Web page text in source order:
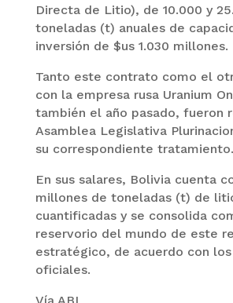
Directa de Litio), de 10.000 y
toneladas (t) anuales de
inversión de $us 1.030 millones.
Tanto este contrato como el
con la empresa rusa Uranium
también el año pasado, fueron
Asamblea Legislativa
su correspondiente tratamiento.
En sus salares, Bolivia cuenta
millones de toneladas (t) de
cuantificadas y se consolida
reservorio del mundo de este
estratégico, de acuerdo con
oficiales.